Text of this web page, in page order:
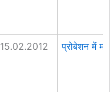
15.02.2012 प्रोबेशन में